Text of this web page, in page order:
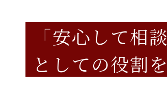
「安心して相
としての役割